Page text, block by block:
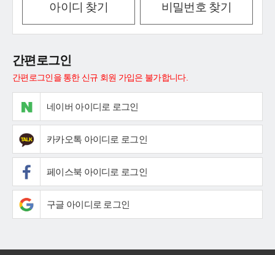
아이디 찾기 비밀번호 찾기
간편로그인
간편로그인을 통한 신규 회원 가입은 불가합니다.
네이버 아이디로 로그인
카카오톡 아이디로 로그인
페이스북 아이디로 로그인
구글 아이디로 로그인